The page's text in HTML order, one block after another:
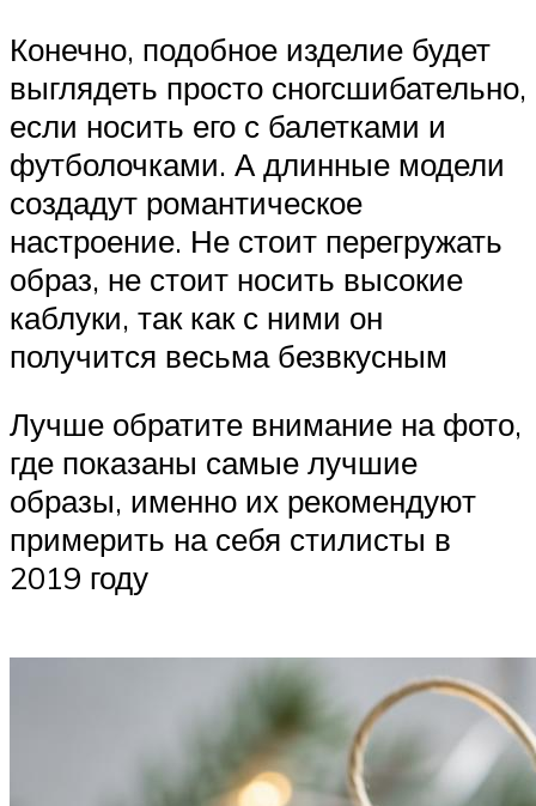
Конечно, подобное изделие будет
выглядеть просто сногсшибательно,
если носить его с балетками и
футболочками. А длинные модели
создадут романтическое
настроение. Не стоит перегружать
образ, не стоит носить высокие
каблуки, так как с ними он
получится весьма безвкусным
Лучше обратите внимание на фото,
где показаны самые лучшие
образы, именно их рекомендуют
примерить на себя стилисты в
2019 году